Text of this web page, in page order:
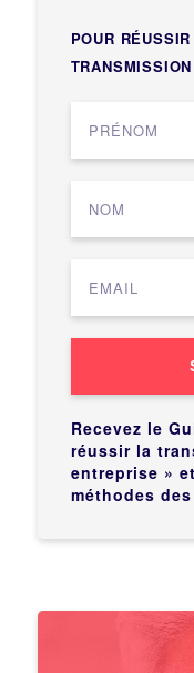
POUR
Recevez le
réussir la
entreprise »
méthodes